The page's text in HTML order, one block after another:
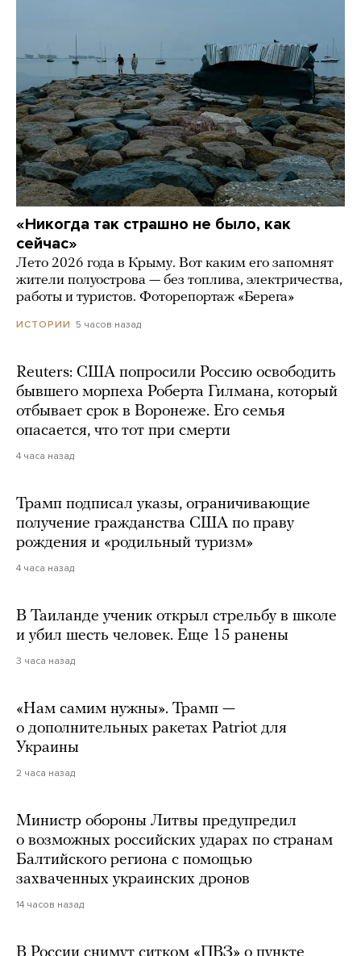
«Никогда так страшно не было, как
сейчас»
Лето 2026 года в Крыму. Вот каким его запомнят
жители полуострова — без топлива, электричества,
работы и туристов. Фоторепортаж «Берега»
ИСТОРИИ 5 часов назад
Reuters: США попросили Россию освободить
бывшего морпеха Роберта Гилмана, который
отбывает срок в Воронеже. Его семья
опасается, что тот при смерти
4 часа назад
Трамп подписал указы, ограничивающие
получение гражданства США по праву
рождения и «родильный туризм»
4 часа назад
В Таиланде ученик открыл стрельбу в школе
и убил шесть человек. Еще 15 ранены
3 часа назад
«Нам самим нужны». Трамп —
о дополнительных ракетах Patriot для
Украины
2 часа назад
Министр обороны Литвы предупредил
о возможных российских ударах по странам
Балтийского региона с помощью
захваченных украинских дронов
14 часов назад